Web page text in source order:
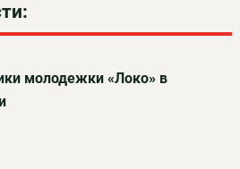
молодежки «Локо» в